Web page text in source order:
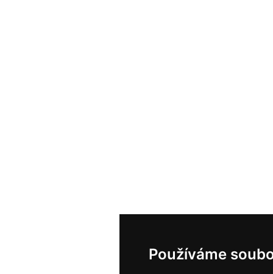
Používáme